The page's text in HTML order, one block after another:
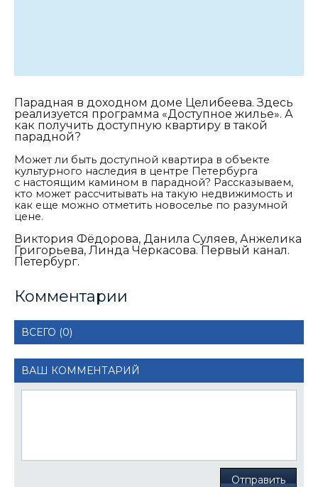
Парадная в доходном доме Целибеева. Здесь
реализуется программа «Доступное жилье». А
как получить доступную квартиру в такой
парадной?
Может ли быть доступной квартира в объекте
культурного наследия в центре Петербурга
с настоящим камином в парадной? Рассказываем,
кто может рассчитывать на такую недвижимость и
как еще можно отметить новоселье по разумной
цене.
Виктория Фёдорова, Данила Суляев, Анжелика
Григорьева, Линда Черкасова. Первый канал.
Петербург.
Комментарии
ВСЕГО (0)
ВАШ КОММЕНТАРИЙ
Отправить